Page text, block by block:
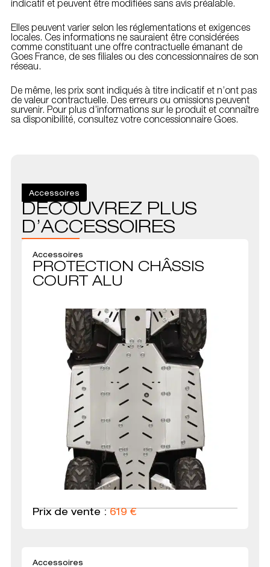
indicatif et peuvent être modifiées sans avis préalable.
Elles peuvent varier selon les réglementations et exigences
locales. Ces informations ne sauraient être considérées
comme constituant une offre contractuelle émanant de
Goes France, de ses filiales ou des concessionnaires de son
réseau.
De même, les prix sont indiqués à titre indicatif et n’ont pas
de valeur contractuelle. Des erreurs ou omissions peuvent
survenir. Pour plus d’informations sur le produit et connaître
sa disponibilité, consultez votre concessionnaire Goes.
Accessoires
DÉCOUVREZ PLUS
D’ACCESSOIRES
Accessoires
PROTECTION CHÂSSIS
COURT ALU
Prix de vente : 619 €
Accessoires